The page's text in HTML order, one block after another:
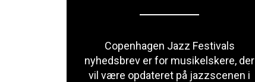
Copenhagen Jazz Festivals
nyhedsbrev er for musikelskere, der
vil være opdateret på jazzscenen i